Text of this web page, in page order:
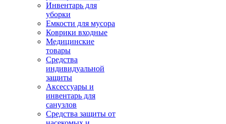
Инвентарь для
уборки
Емкости для мусора
Коврики входные
Медицинские
товары
Средства
индивидуальной
защиты
Аксессуары и
инвентарь для
санузлов
Средства защиты от